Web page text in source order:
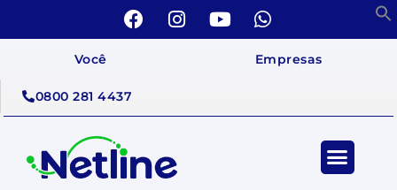
Você Empresas
0800 281 4437